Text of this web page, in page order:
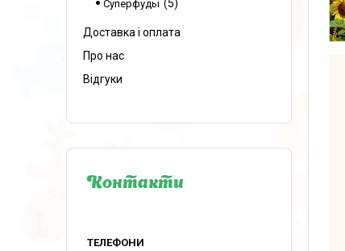
Суперфуды 5
Доставка і оплата
Про нас
Відгуки
Контакти